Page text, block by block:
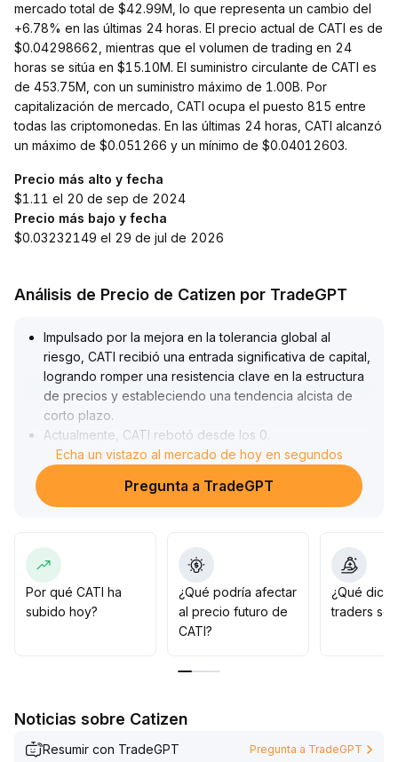
mercado total de $42.99M, lo que representa un cambio del
+6.78% en las últimas 24 horas. El precio actual de CATI es de
$0.04298662, mientras que el volumen de trading en 24
horas se sitúa en $15.10M. El suministro circulante de CATI es
de 453.75M, con un suministro máximo de 1.00B. Por
capitalización de mercado, CATI ocupa el puesto 815 entre
todas las criptomonedas. En las últimas 24 horas, CATI alcanzó
un máximo de $0.051266 y un mínimo de $0.04012603.
Precio más alto y fecha
$1.11 el 20 de sep de 2024
Precio más bajo y fecha
$0.03232149 el 29 de jul de 2026
Análisis de Precio de Catizen por TradeGPT
Impulsado por la mejora en la tolerancia global al
riesgo, CATI recibió una entrada significativa de capital,
logrando romper una resistencia clave en la estructura
de precios y estableciendo una tendencia alcista de
corto plazo.
Actualmente, CATI rebotó desde los 0
03664 USD hasta el rango de 0.
04230 USD, pero la disminución del volumen de
operaciones en niveles altos indica dudas sobre la
el riesgo de volver a probar el soporte en 0
03900 USD
Se recomienda mantener una postura alcista,
monitorear la efectividad del soporte en 0
03900 USD y la zona de resistencia entre 0
04230 USD, ajustar dinámicamente la posición y
Echa un vistazo al mercado de hoy en segundos
Pregunta a TradeGPT
Por qué CATI ha
subido hoy?
¿Qué podría afectar
al precio futuro de
CATI?
¿Qué
traders
Noticias sobre Catizen
Resumir con TradeGPT Pregunta a TradeGPT